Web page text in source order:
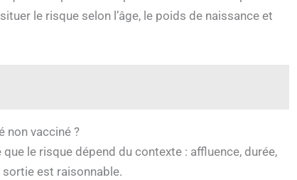
le risque selon l’âge, le poids de naissance et
non vacciné ?
le risque dépend du contexte : affluence, durée,
est raisonnable.